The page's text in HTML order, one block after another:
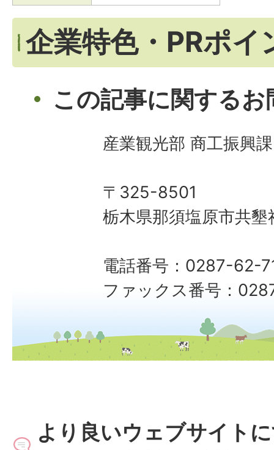
企業特色・PRポイ
この記事に関する
産業観光部 商工振興
〒325-8501
栃木県那須塩原市共
電話番号：0287-62-
ファックス番号：
より良いウェブサイト